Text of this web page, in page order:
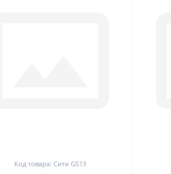
Код товара: Сити GS13